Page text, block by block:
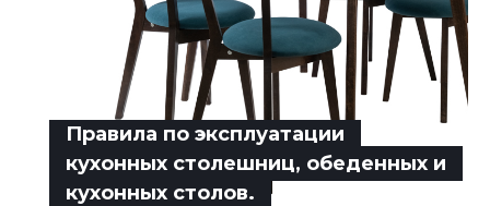
Правила по эксплуатации
кухонных столешниц, обеденных и
кухонных столов.